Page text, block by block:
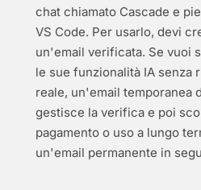
chat chiamato Cascade e
VS Code. Per usarlo, devi
un'email verificata. Se vuoi
le sue funzionalità IA senza
reale, un'email temporanea
gestisce la verifica e poi
pagamento o uso a lungo
un'email permanente in